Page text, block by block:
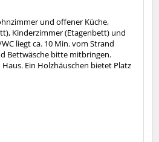
und offener Küche,
Kinderzimmer (Etagenbett) und
liegt ca. 10 Min. vom Strand
Bettwäsche bitte mitbringen.
Ein Holzhäuschen bietet Platz